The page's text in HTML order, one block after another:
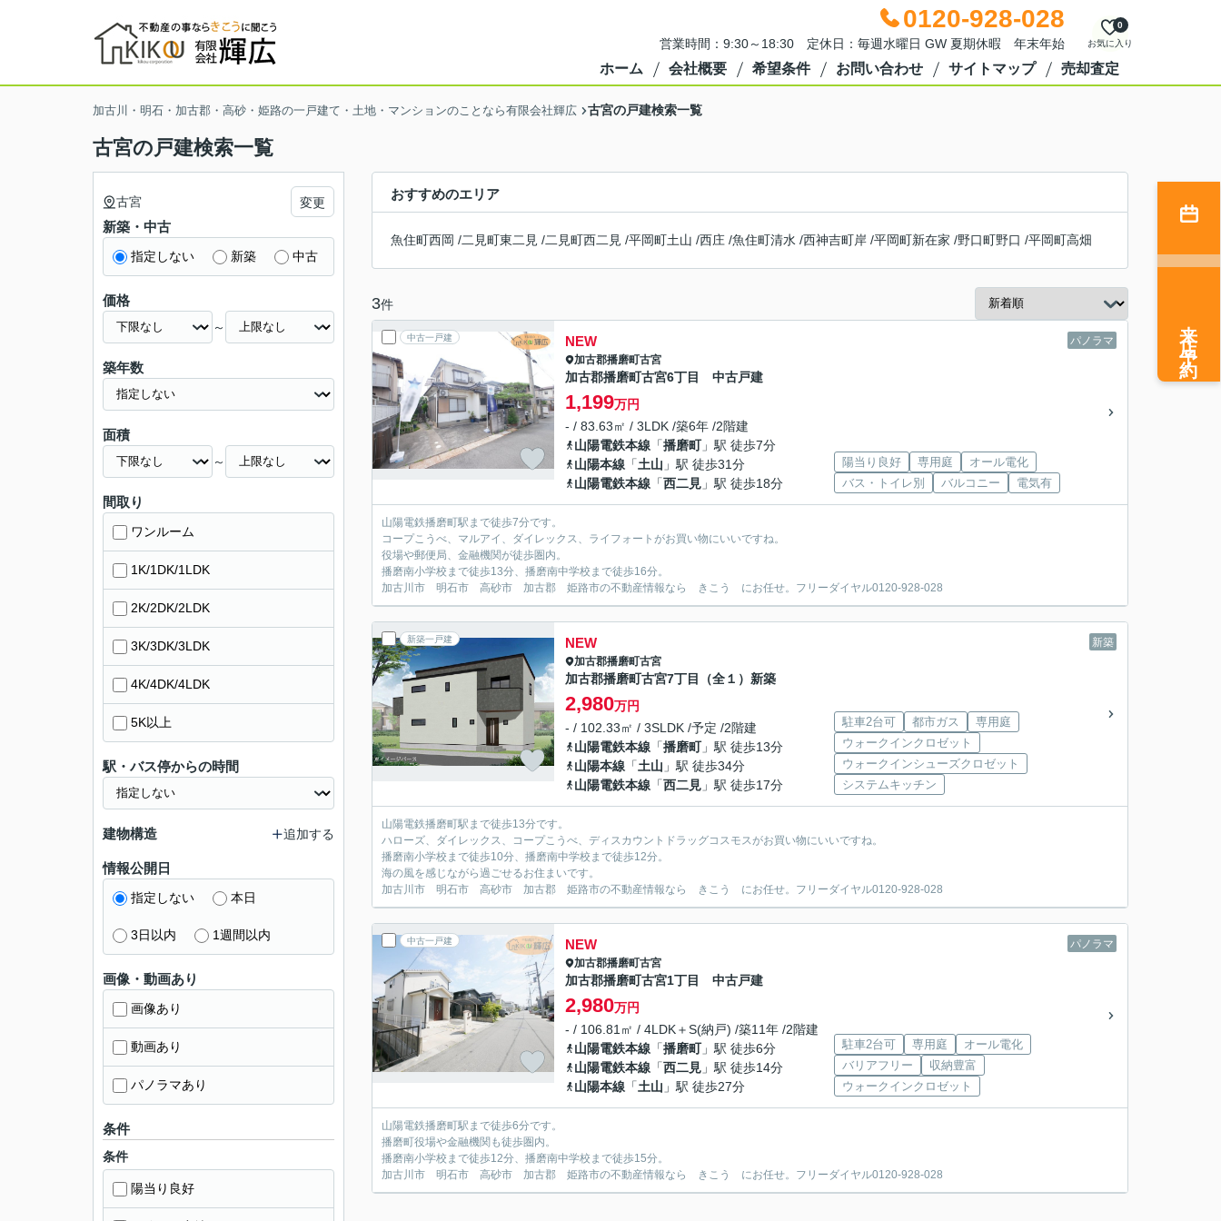
0120-928-028
営業時間：9:30～18:30 定休日：毎週水曜日 GW 夏期休暇 年末年始 お気に入り
0
ホーム 会社概要 希望条件 お問い合わせ サイトマップ 売却査定
加古川・明石・加古郡・高砂・姫路の一戸建て・土地・マンションのことなら有限会社輝広 古宮の戸建検索一覧
古宮の戸建検索一覧
おすすめのエリア
魚住町西岡 /二見町東二見 /二見町西二見 /平岡町土山 /西庄 /魚住町清水 /西神吉町岸 /平岡町新在家 /野口町野口 /平岡町高畑
3件
中古一戸建 パノラマ
NEW
加古郡播磨町古宮
加古郡播磨町古宮6丁目 中古戸建
1,199万円
- / 83.63㎡ / 3LDK /築6年 /2階建
山陽電鉄本線 「播磨町」駅 徒歩7分
山陽本線 「土山 」駅 徒歩31分
山陽電鉄本線 「西二見 」駅 徒歩18分
陽当り良好 専用庭
オール電化
バス・トイレ別
バルコニー 電気有
山陽電鉄播磨町駅まで徒歩7分です。
コープこうべ、マルアイ、ダイレックス、ライフォートがお買い物にいいですね。
役場や郵便局、金融機関が徒歩圏内。
播磨南小学校まで徒歩13分、播磨南中学校まで徒歩16分。
加古川市 明石市 高砂市 加古郡 姫路市の不動産情報なら きこう にお任せ。フリーダイヤル0120-928-028
新築一戸建 新築
NEW
加古郡播磨町古宮
加古郡播磨町古宮7丁目（全１）新築
2,980万円
- / 102.33㎡ / 3SLDK /予定 /2階建
山陽電鉄本線 「播磨町」駅 徒歩13分
山陽本線 「土山 」駅 徒歩34分
山陽電鉄本線 「西二見 」駅 徒歩17分
駐車2台可 都市ガス
専用庭
ウォークインクロゼット
ウォークインシューズクロゼット
システムキッチン
山陽電鉄播磨町駅まで徒歩13分です。
ハローズ、ダイレックス、コープこうべ、ディスカウントドラッグコスモスがお買い物にいいですね。
播磨南小学校まで徒歩10分、播磨南中学校まで徒歩12分。
海の風を感じながら過ごせるお住まいです。
加古川市 明石市 高砂市 加古郡 姫路市の不動産情報なら きこう にお任せ。フリーダイヤル0120-928-028
中古一戸建 パノラマ
NEW
加古郡播磨町古宮
加古郡播磨町古宮1丁目 中古戸建
2,980万円
- / 106.81㎡ / 4LDK＋S(納戸) /築11年 /2階建
山陽電鉄本線 「播磨町」駅 徒歩6分
山陽電鉄本線 「西二見 」駅 徒歩14分
山陽本線 「土山 」駅 徒歩27分
駐車2台可 専用庭
オール電化
バリアフリー
収納豊富
ウォークインクロゼット
山陽電鉄播磨町駅まで徒歩6分です。
播磨町役場や金融機関も徒歩圏内。
播磨南小学校まで徒歩12分、播磨南中学校まで徒歩15分。
加古川市 明石市 高砂市 加古郡 姫路市の不動産情報なら きこう にお任せ。フリーダイヤル0120-928-028
古宮 変更
新築・中古
指定しない 新築 中古
価格
～
築年数
面積
～
間取り
ワンルーム
1K/1DK/1LDK
2K/2DK/2LDK
3K/3DK/3LDK
4K/4DK/4LDK
5K以上
駅・バス停からの時間
建物構造 追加する
情報公開日
指定しない 本日
3日以内 1週間以内
画像・動画あり
画像あり
動画あり
パノラマあり
条件
条件
陽当り良好
来店予約